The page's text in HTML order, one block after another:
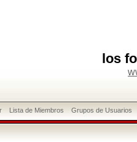
los
Lista de Miembros Grupos de Usuarios